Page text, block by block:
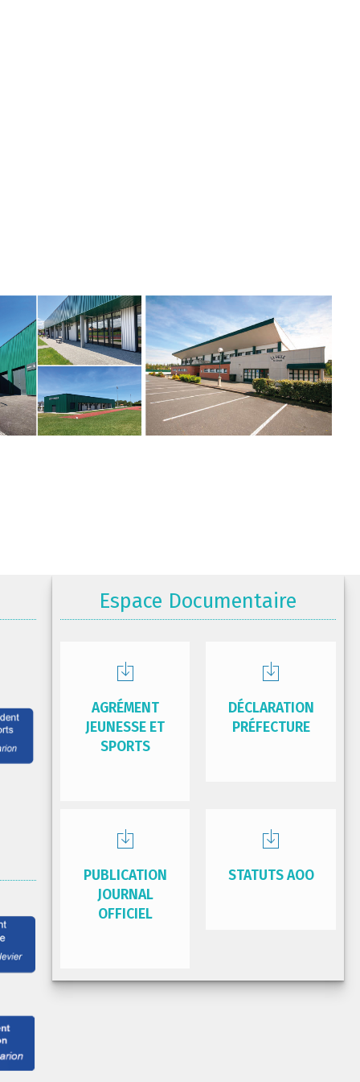
Espace Documentaire
AGRÉMENT
JEUNESSE ET
SPORTS
DÉCLARATION
PRÉFECTURE
PUBLICATION
JOURNAL
OFFICIEL
STATUTS AOO